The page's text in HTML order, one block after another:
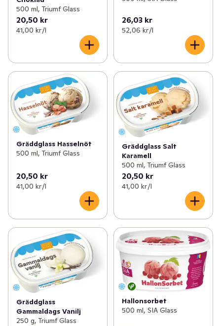
500 ml, Triumf Glass
20,50 kr
41,00 kr /l
26,03 kr
52,06 kr /l
Gräddglass Hasselnöt
500 ml, Triumf Glass
20,50 kr
41,00 kr /l
Gräddglass Salt
Karamell
500 ml, Triumf Glass
20,50 kr
41,00 kr /l
Gräddglass
Gammaldags Vanilj
250 g, Triumf Glass
Hallonsorbet
500 ml, SIA Glass